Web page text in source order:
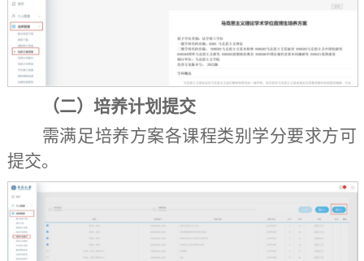
（二） 培养计划提交
需满足培养方案各课程类别学分要求方可
提交。